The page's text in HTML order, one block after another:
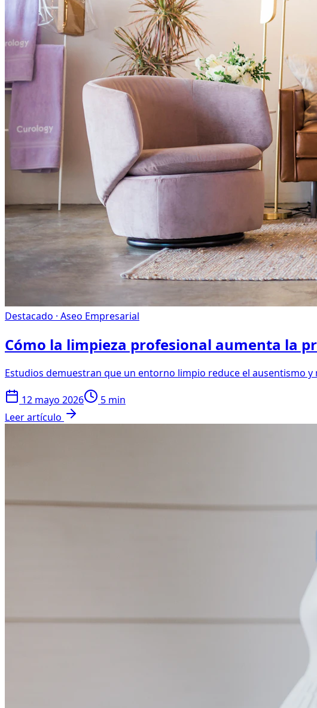
Destacado · Aseo Empresarial
Cómo la limpieza profesional aumenta la
Estudios demuestran que un entorno limpio reduce el ausentismo
12 mayo 2026
5 min
Leer artículo